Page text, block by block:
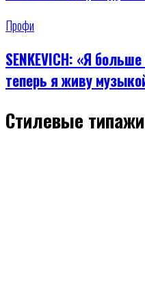
Профи
SENKEVICH: «Я
теперь я живу
Стилевые